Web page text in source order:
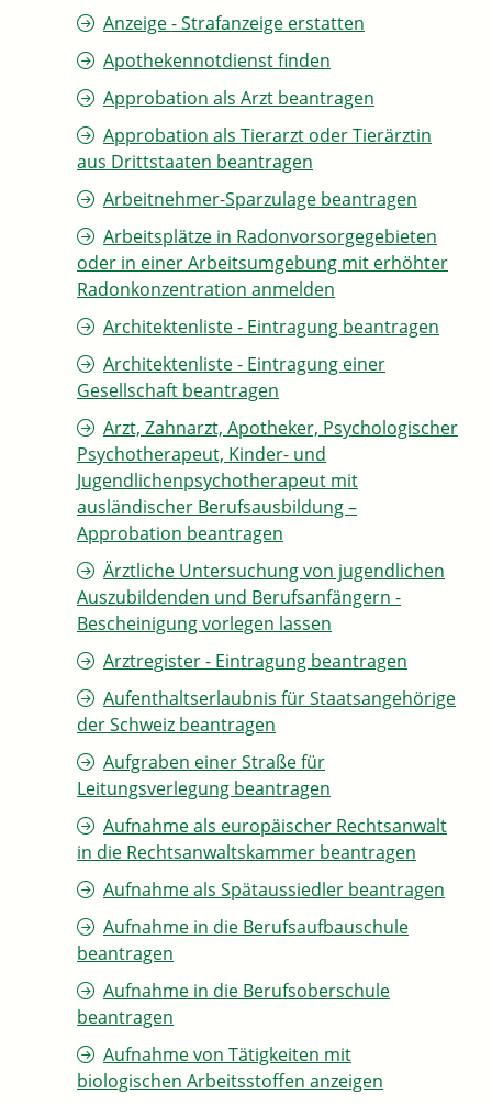
Anzeige - Strafanzeige erstatten
Apothekennotdienst finden
Approbation als Arzt beantragen
Approbation als Tierarzt oder Tierärztin
aus Drittstaaten beantragen
Arbeitnehmer-Sparzulage beantragen
Arbeitsplätze in Radonvorsorgegebieten
oder in einer Arbeitsumgebung mit erhöhter
Radonkonzentration anmelden
Architektenliste - Eintragung beantragen
Architektenliste - Eintragung einer
Gesellschaft beantragen
Arzt, Zahnarzt, Apotheker, Psychologischer
Psychotherapeut, Kinder- und
Jugendlichenpsychotherapeut mit
ausländischer Berufsausbildung –
Approbation beantragen
Ärztliche Untersuchung von jugendlichen
Auszubildenden und Berufsanfängern -
Bescheinigung vorlegen lassen
Arztregister - Eintragung beantragen
Aufenthaltserlaubnis für Staatsangehörige
der Schweiz beantragen
Aufgraben einer Straße für
Leitungsverlegung beantragen
Aufnahme als europäischer Rechtsanwalt
in die Rechtsanwaltskammer beantragen
Aufnahme als Spätaussiedler beantragen
Aufnahme in die Berufsaufbauschule
beantragen
Aufnahme in die Berufsoberschule
beantragen
Aufnahme von Tätigkeiten mit
biologischen Arbeitsstoffen anzeigen